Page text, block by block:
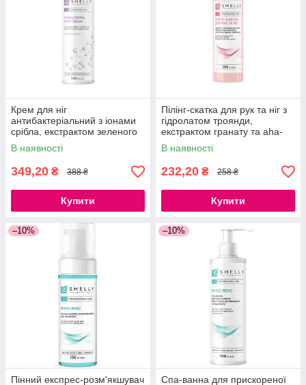
Крем для ніг
антибактеріальний з іонами
срібла, екстрактом зеленого
чаю та ментолом Shelly 500
мл
В наявності
349,20 ₴ 388 ₴
Купити
Пілінг-скатка для рук та ніг з
гідролатом троянди,
екстрактом гранату та aha-
кислотами Shelly 200 мл
В наявності
232,20 ₴ 258 ₴
Купити
–10%
Пінний експрес-розм'якшувач
–10%
Спа-ванна для прискореної